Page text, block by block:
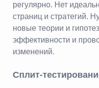
регулярно. Нет
страниц и стратегий.
новые теории и
эффективности и
изменений.
Сплит-